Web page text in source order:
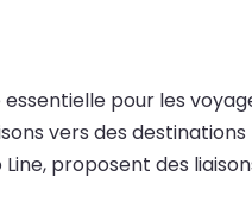
pour les
vers des
proposent des